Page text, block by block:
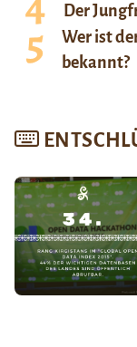
Der
Wer ist
bekannt?